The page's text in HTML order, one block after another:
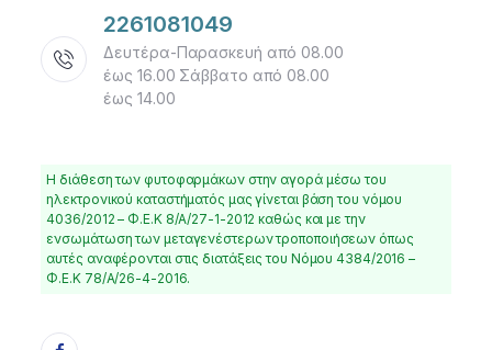
2261081049
Δευτέρα-Παρασκευή από 08.00
έως 16.00 Σάββατο από 08.00
έως 14.00
Η διάθεση των φυτοφαρμάκων στην αγορά μέσω του
ηλεκτρονικού καταστήματός μας γίνεται βάση του νόμου
4036/2012 – Φ.Ε.Κ 8/Α/27-1-2012 καθώς και με την
ενσωμάτωση των μεταγενέστερων τροποποιήσεων όπως
αυτές αναφέρονται στις διατάξεις του Νόμου 4384/2016 –
Φ.Ε.Κ 78/Α/26-4-2016.